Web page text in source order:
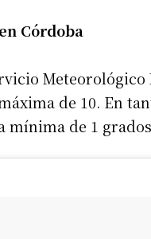
Córdoba
de 10. En
mínima de 1